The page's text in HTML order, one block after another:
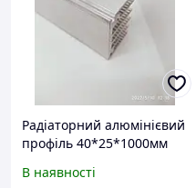
Радіаторний алюмінієвий
профіль 40*25*1000мм
В наявності